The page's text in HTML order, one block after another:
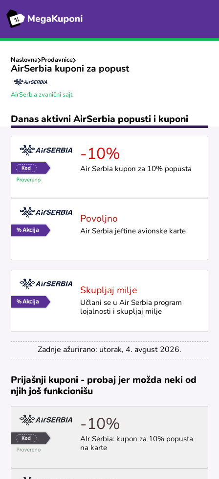
Naslovna Prodavnice
AirSerbia kuponi za popust
AirSerbia zvanični sajt
Danas aktivni AirSerbia popusti i kuponi
-10%
Air Serbia kupon za 10% popusta
Povoljno
Air Serbia jeftine avionske karte
Skupljaj milje
Učlani se u Air Serbia program
lojalnosti i skupljaj milje
Zadnje ažurirano: utorak, 4. avgust 2026.
Prijašnji kuponi - probaj jer možda neki od
njih još funkcionišu
-10%
AIr Serbia: kupon za 10% popusta
na karte